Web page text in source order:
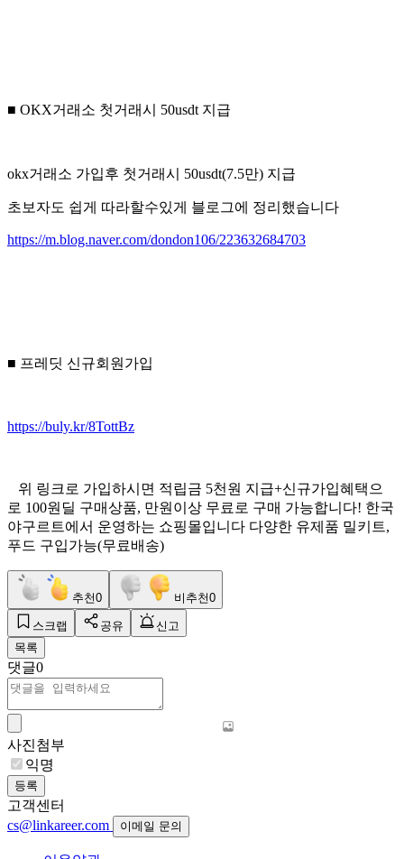
■ OKX거래소 첫거래시 50usdt 지급
okx거래소 가입후 첫거래시 50usdt(7.5만) 지급
초보자도 쉽게 따라할수있게 블로그에 정리했습니다
https://m.blog.naver.com/dondon106/223632684703
■ 프레딧 신규회원가입
https://buly.kr/8TottBz
위 링크로 가입하시면 적립금 5천원 지급+신규가입혜택으
로 100원딜 구매상품, 만원이상 무료로 구매 가능합니다! 한국
야구르트에서 운영하는 쇼핑몰입니다 다양한 유제품 밀키트,
푸드 구입가능(무료배송)
추천0 비추천0
스크랩 공유
신고
목록
댓글0
사진첨부
익명
등록
고객센터
cs@linkareer.com
이메일 문의